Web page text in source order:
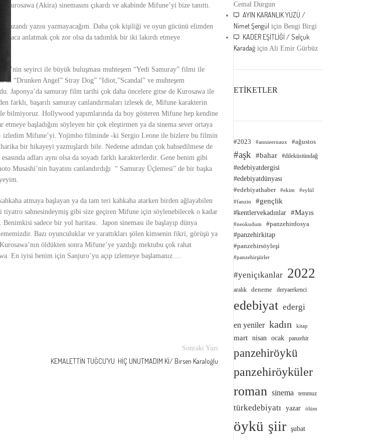
(Akira) sinemasını çıkardı ve akabinde Mifune’yi bize tanıttı.
yazısı yazmayacağım. Daha çok kişiliği ve oyun gücünü elimden
kısaca anlatmak çok zor olsa da tadımlık bir iki lakırdı etmeye
seyirci ile büyük buluşması muhteşem “Yedi Samuray” filmi ile
“Drunken Angel” Stray Dog” “Idiot,”Scandal” ve muhteşem
Japonya’da samuray film tarihi çok daha öncelere gitse de Kurosawa ile
farklı, başarılı samuray canlandırmaları izlesek de, Mifune karakterin
ile bilmiyoruz. Hollywood yapımlarında da boy gösteren Mifune hep kendine
başladığını söyleyen bir çok eleştirmen ya da sinema sever ortaya
izledim Mifune’yi. Yojimbo filminde -ki Sergio Leone ile bizlere bu filmin
bir hikayeyi yazmışlardı bile. Nedense adından çok bahsedilmese de
adları aynı olsa da soyadı farklı karakterlerdir. Gene benim gibi
Musashi’nin hayatını canlandırdığı “ Samuray Üçlemesi” de bir başka
atmaya başlayan ya da tam teri kahkaha atarken birden ağlayabilen
sahnesindeymiş gibi size geçiren Mifune için söylenebilecek o kadar
sadece bir yol haritası. Japon sineması ile başlayıp dünya
Bazı oyunculuklar ve yarattıkları şölen kimsenin fikri, görüşü ya
öldükten sonra Mifune’ye yazdığı mektubu çok rahat
En iyisi benim için Sanjuro’yu açıp izlemeye başlamanız….
Sonraki Yazı
KEMALETTİN TUĞCU’YU HİÇ UNUTMADIM Kİ/ Birsen Karaloğlu
Cemal Durgun
AYIN KARANLIK YÜZÜ /
Nimet Şengül içinBengi Birgi
KADER EŞİTLİĞİ / Selçuk
Karadağ için Ali Emir Gürbüz
ETİKETLER
#2023 #annieernaux #ağustos
#aşk #bahar #dileküstündağ
#edebiyatdergisi
#edebiyatdünyası
#edebiyathaber #ekim #eylül
#fanzin
#gençlik
#kentlervekadınlar #Mayıs
#neokudum
#panzehirdosya
#panzehirkitap
#panzehirsöyleşi
#panzehirşiirler
#yeniçıkanlar 2022
aralık deneme deryaerkenci
edebiyat edergi
en yeniler kadın kitap
mart nisan ocak panzehir
panzehiröykü
panzehiröyküler
roman sinema temmuz
türkedebiyatı yazar ölüm
öykü şiir şubat